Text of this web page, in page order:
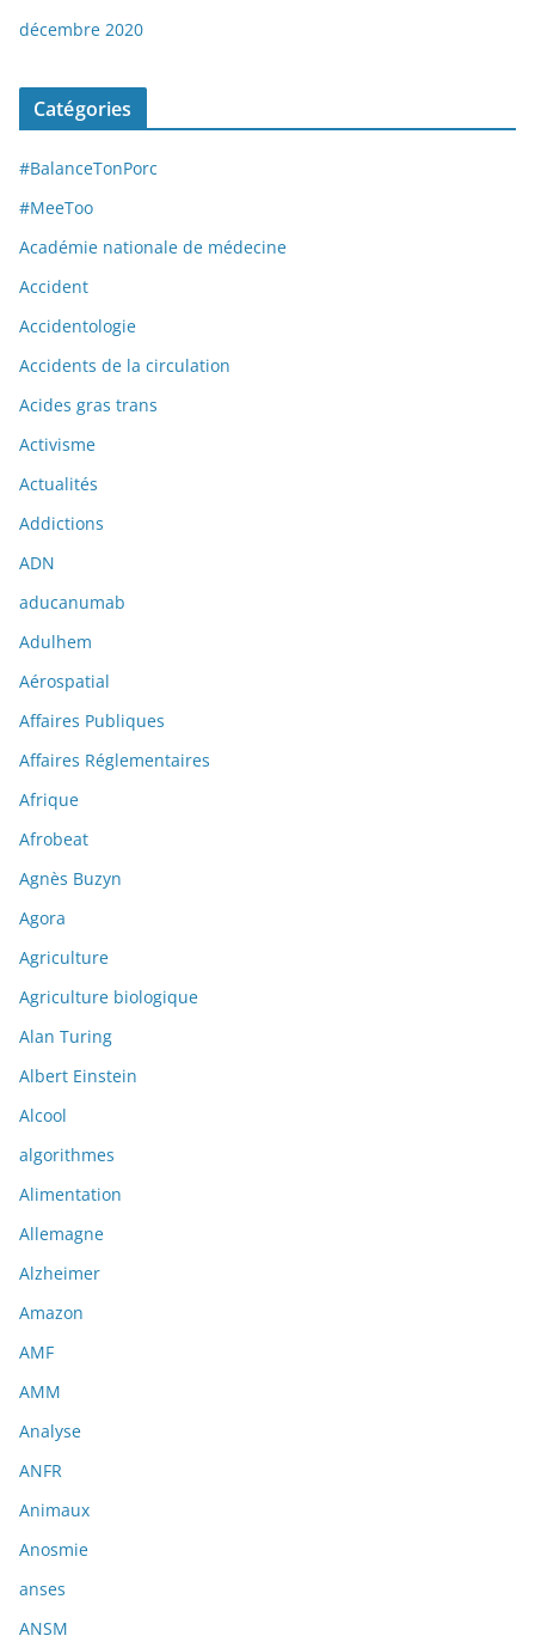
décembre 2020
Catégories
#BalanceTonPorc
#MeeToo
Académie nationale de médecine
Accident
Accidentologie
Accidents de la circulation
Acides gras trans
Activisme
Actualités
Addictions
ADN
aducanumab
Adulhem
Aérospatial
Affaires Publiques
Affaires Réglementaires
Afrique
Afrobeat
Agnès Buzyn
Agora
Agriculture
Agriculture biologique
Alan Turing
Albert Einstein
Alcool
algorithmes
Alimentation
Allemagne
Alzheimer
Amazon
AMF
AMM
Analyse
ANFR
Animaux
Anosmie
anses
ANSM